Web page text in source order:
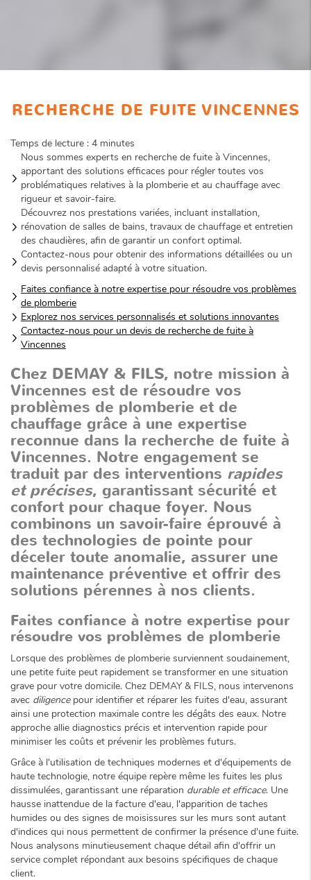
RECHERCHE DE FUITE VINCENNES
Temps de lecture : 4 minutes
Nous sommes experts en recherche de fuite à Vincennes,
apportant des solutions efficaces pour régler toutes vos
problématiques relatives à la plomberie et au chauffage avec
rigueur et savoir-faire.
Découvrez nos prestations variées, incluant installation,
rénovation de salles de bains, travaux de chauffage et entretien
des chaudières, afin de garantir un confort optimal.
Contactez-nous pour obtenir des informations détaillées ou un
devis personnalisé adapté à votre situation.
Faites confiance à notre expertise pour résoudre vos problèmes
de plomberie
Explorez nos services personnalisés et solutions innovantes
Contactez-nous pour un devis de recherche de fuite à
Vincennes
Chez DEMAY & FILS, notre mission à
Vincennes est de résoudre vos
problèmes de plomberie et de
chauffage grâce à une expertise
reconnue dans la recherche de fuite à
Vincennes. Notre engagement se
traduit par des interventions rapides
et précises, garantissant sécurité et
confort pour chaque foyer. Nous
combinons un savoir-faire éprouvé à
des technologies de pointe pour
déceler toute anomalie, assurer une
maintenance préventive et offrir des
solutions pérennes à nos clients.
Faites confiance à notre expertise pour
résoudre vos problèmes de plomberie
Lorsque des problèmes de plomberie surviennent soudainement,
une petite fuite peut rapidement se transformer en une situation
grave pour votre domicile. Chez DEMAY & FILS, nous intervenons
avec diligencepour identifier et réparer les fuites d'eau, assurant
ainsi une protection maximale contre les dégâts des eaux. Notre
approche allie diagnostics précis et intervention rapide pour
minimiser les coûts et prévenir les problèmes futurs.
Grâce à l'utilisation de techniques modernes et d'équipements de
haute technologie, notre équipe repère même les fuites les plus
dissimulées, garantissant une réparation durable et efficace. Une
hausse inattendue de la facture d'eau, l'apparition de taches
humides ou des signes de moisissures sur les murs sont autant
d'indices qui nous permettent de confirmer la présence d'une fuite.
Nous analysons minutieusement chaque détail afin d'offrir un
service complet répondant aux besoins spécifiques de chaque
client.